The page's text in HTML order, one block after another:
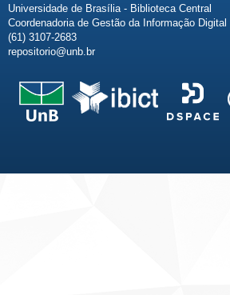
Universidade de Brasília - Biblioteca Central
Coordenadoria de Gestão da Informação Digital
(61) 3107-2683
repositorio@unb.br